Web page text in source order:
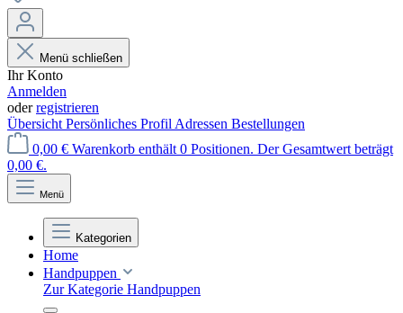
Menü schließen
Ihr Konto
Anmelden
oderregistrieren
Übersicht Persönliches Profil Adressen Bestellungen
0,00 € Warenkorb enthält 0 Positionen. Der Gesamtwert beträgt
0,00 €.
Menü
Kategorien
Home
Handpuppen
Zur Kategorie Handpuppen